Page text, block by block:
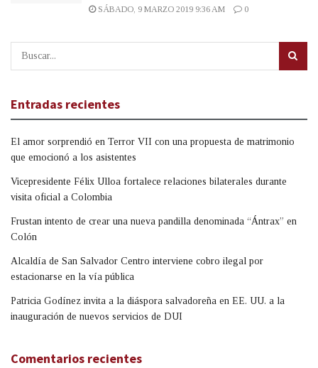
SÁBADO, 9 MARZO 2019 9:36 AM
0
Entradas recientes
El amor sorprendió en Terror VII con una propuesta de matrimonio
que emocionó a los asistentes
Vicepresidente Félix Ulloa fortalece relaciones bilaterales durante
visita oficial a Colombia
Frustan intento de crear una nueva pandilla denominada “Ántrax” en
Colón
Alcaldía de San Salvador Centro interviene cobro ilegal por
estacionarse en la vía pública
Patricia Godínez invita a la diáspora salvadoreña en EE. UU. a la
inauguración de nuevos servicios de DUI
Comentarios recientes